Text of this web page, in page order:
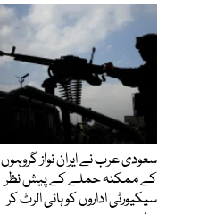
سعودی عرب نے ایران نواز گروہوں
کے ممکنہ حملے کے پیش نظر
سیکیورٹی اداروں کو ہائی الرٹ کر